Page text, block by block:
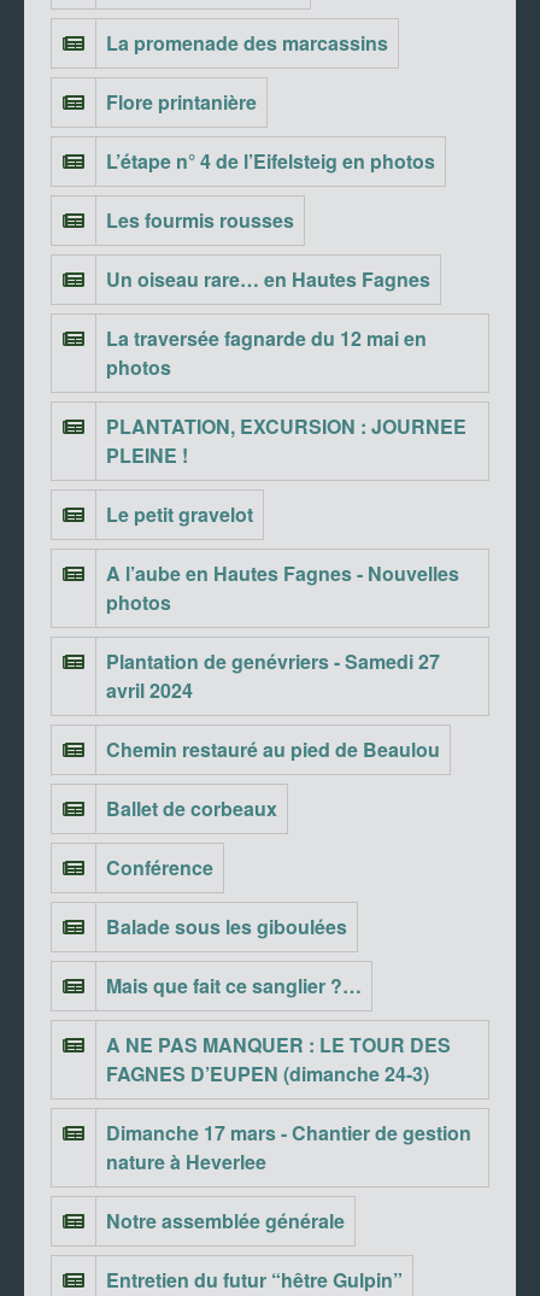
La promenade des marcassins
Flore printanière
L’étape n° 4 de l’Eifelsteig en photos
Les fourmis rousses
Un oiseau rare… en Hautes Fagnes
La traversée fagnarde du 12 mai en
photos
PLANTATION, EXCURSION : JOURNEE
PLEINE !
Le petit gravelot
A l’aube en Hautes Fagnes - Nouvelles
photos
Plantation de genévriers - Samedi 27
avril 2024
Chemin restauré au pied de Beaulou
Ballet de corbeaux
Conférence
Balade sous les giboulées
Mais que fait ce sanglier ?…
A NE PAS MANQUER : LE TOUR DES
FAGNES D’EUPEN (dimanche 24-3)
Dimanche 17 mars - Chantier de gestion
nature à Heverlee
Notre assemblée générale
Entretien du futur “hêtre Gulpin”